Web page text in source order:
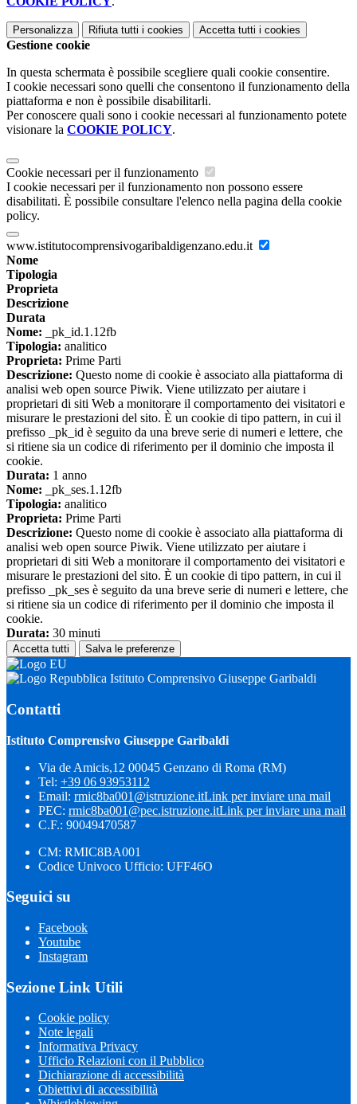
Personalizza Rifiuta tutti i cookies Accetta tutti i cookies
Gestione cookie
In questa schermata è possibile scegliere quali cookie consentire.
I cookie necessari sono quelli che consentono il funzionamento della
piattaforma e non è possibile disabilitarli.
Per conoscere quali sono i cookie necessari al funzionamento potete
visionare la COOKIE POLICY.
Cookie necessari per il funzionamento
I cookie necessari per il funzionamento non possono essere
disabilitati. È possibile consultare l'elenco nella pagina della cookie
policy.
www.istitutocomprensivogaribaldigenzano.edu.it
Nome
Tipologia
Proprieta
Descrizione
Durata
Nome: _pk_id.1.12fb
Tipologia: analitico
Proprieta: Prime Parti
Descrizione: Questo nome di cookie è associato alla piattaforma di
analisi web open source Piwik. Viene utilizzato per aiutare i
proprietari di siti Web a monitorare il comportamento dei visitatori e
misurare le prestazioni del sito. È un cookie di tipo pattern, in cui il
prefisso _pk_id è seguito da una breve serie di numeri e lettere, che
si ritiene sia un codice di riferimento per il dominio che imposta il
cookie.
Durata: 1 anno
Nome: _pk_ses.1.12fb
Tipologia: analitico
Proprieta: Prime Parti
Descrizione: Questo nome di cookie è associato alla piattaforma di
analisi web open source Piwik. Viene utilizzato per aiutare i
proprietari di siti Web a monitorare il comportamento dei visitatori e
misurare le prestazioni del sito. È un cookie di tipo pattern, in cui il
prefisso _pk_ses è seguito da una breve serie di numeri e lettere, che
si ritiene sia un codice di riferimento per il dominio che imposta il
cookie.
Durata: 30 minuti
Accetta tutti Salva le preferenze
Istituto Comprensivo Giuseppe Garibaldi
Contatti
Istituto Comprensivo Giuseppe Garibaldi
Via de Amicis,12 00045 Genzano di Roma (RM)
Tel: +39 06 93953112
Email: rmic8ba001@istruzione.itLink per inviare una mail
PEC: rmic8ba001@pec.istruzione.itLink per inviare una mail
C.F.: 90049470587
CM: RMIC8BA001
Codice Univoco Ufficio: UFF46O
Seguici su
Facebook
Youtube
Instagram
Sezione Link Utili
Cookie policy
Note legali
Informativa Privacy
Ufficio Relazioni con il Pubblico
Dichiarazione di accessibilità
Obiettivi di accessibilità